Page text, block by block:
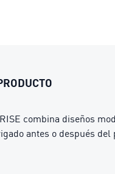
combina diseños
antes o después